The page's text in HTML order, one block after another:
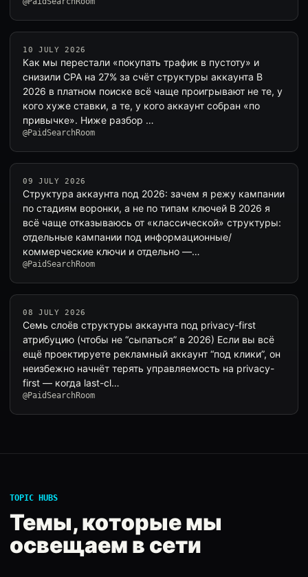
10 JULY 2026
Как мы перестали «покупать трафик в пустоту» и
снизили CPA на 27% за счёт структуры аккаунта В
2026 в платном поиске всё чаще проигрывают не те, у
кого хуже ставки, а те, у кого аккаунт собран «по
привычке». Ниже разбор …
@PaidSearchRoom
09 JULY 2026
Структура аккаунта под 2026: зачем я режу кампании
по стадиям воронки, а не по типам ключей В 2026 я
всё чаще отказываюсь от «классической» структуры:
отдельные кампании под информационные/
коммерческие ключи и отдельно —…
@PaidSearchRoom
08 JULY 2026
Семь слоёв структуры аккаунта под privacy-first
атрибуцию (чтобы не “сыпаться” в 2026) Если вы всё
ещё проектируете рекламный аккаунт “под клики”, он
неизбежно начнёт терять управляемость на privacy-
first — когда last-cl…
@PaidSearchRoom
TOPIC HUBS
Темы, которые мы
освещаем в сети